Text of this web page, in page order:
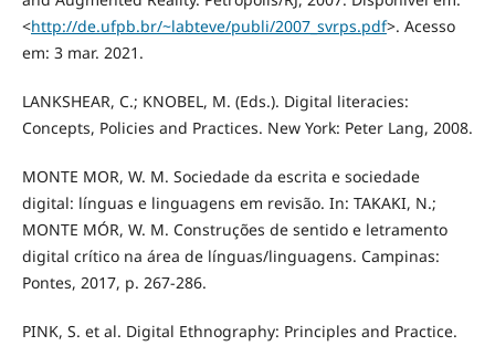
<http://de.ufpb.br/~labteve/publi/2007_svrps.pdf>. Acesso
em: 3 mar. 2021.
LANKSHEAR, C.; KNOBEL, M. (Eds.). Digital literacies:
Concepts, Policies and Practices. New York: Peter Lang, 2008.
MONTE MOR, W. M. Sociedade da escrita e sociedade
digital: línguas e linguagens em revisão. In: TAKAKI, N.;
MONTE MÓR, W. M. Construções de sentido e letramento
digital crítico na área de línguas/linguagens. Campinas:
Pontes, 2017, p. 267-286.
PINK, S. et al. Digital Ethnography: Principles and Practice.